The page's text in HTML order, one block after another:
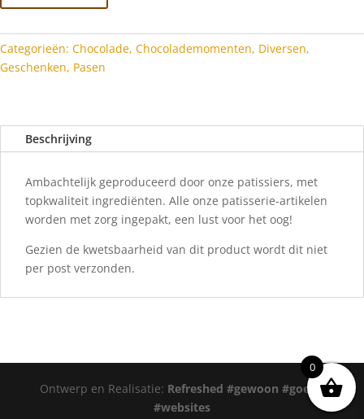
Categorieën: Chocolade, Chocolademomenten, Diversen,
Geschenken, Pasen
Beschrijving
Ambachtelijk geproduceerd door onze patissiers, met
topkwaliteit ingrediënten. Alle onze patisserie-artikelen
worden met zorg ingepakt, een lust voor het oog!
Gezien de kwetsbaarheid van dit product wordt dit niet
per post verzonden.
Ontwerp en Realisatie: Refreshed #gewoon #goede
#websites
0